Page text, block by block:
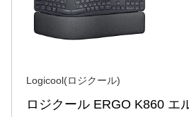
Logicool(ロジクール)
ロジクール ERGO K860 エ